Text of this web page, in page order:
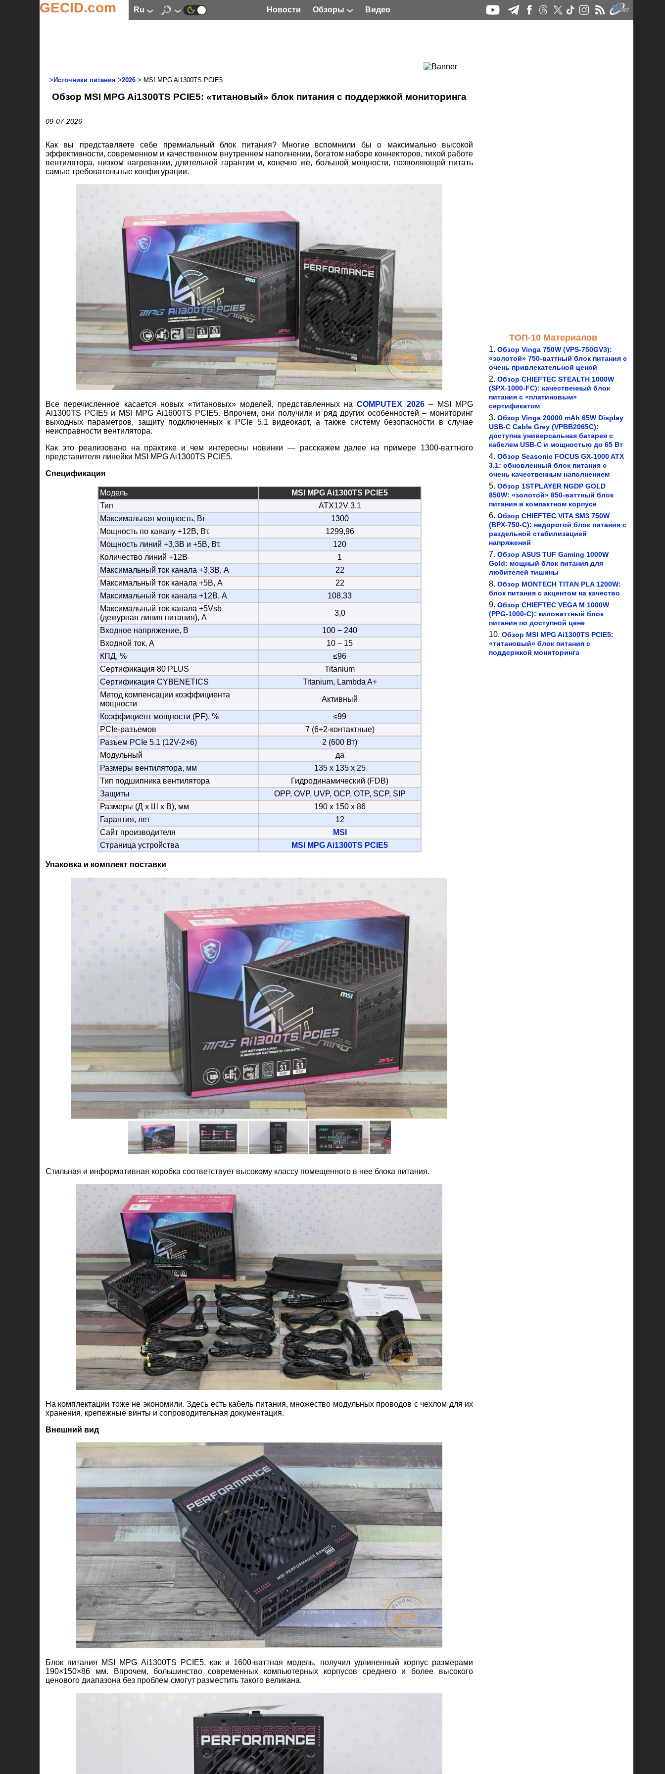
GECID.com ru Новости Обзоры Видео
::> Источники питания >2026 > MSI MPG Ai1300TS PCIE5
Обзор MSI MPG Ai1300TS PCIE5: «титановый» блок питания с поддержкой мониторинга
09-07-2026
Как вы представляете себе премиальный блок питания? Многие вспомнили бы о максимально высокой
эффективности, современном и качественном внутреннем наполнении, богатом наборе коннекторов, тихой работе
вентилятора, низком нагревании, длительной гарантии и, конечно же, большой мощности, позволяющей питать
самые требовательные конфигурации.
Все перечисленное касается новых «титановых» моделей, представленных наCOMPUTEX 2026– MSI MPG
Ai1300TS PCIE5 и MSI MPG Ai1600TS PCIE5. Впрочем, они получили и ряд других особенностей – мониторинг
выходных параметров, защиту подключенных к PCIe 5.1 видеокарт, а также систему безопасности в случае
неисправности вентилятора.
Как это реализовано на практике и чем интересны новинки — расскажем далее на примере 1300-ваттного
представителя линейки MSI MPG Ai1300TS PCIE5.
Спецификация
Модель
MSI MPG Ai1300TS PCIE5
Тип
ATX12V 3.1
Максимальная мощность, Вт
1300
Мощность по каналу +12В, Вт.
1299,96
Мощность линий +3,3В и +5В, Вт.
120
Количество линий +12В
1
Максимальный ток канала +3,3В, А
22
Максимальный ток канала +5В, А
22
Максимальный ток канала +12В, А
108,33
Максимальный ток канала +5Vsb
(дежурная линия питания), А
3,0
Входное напряжение, В
100 − 240
Входной ток, А
10 − 15
КПД, %
≤96
Сертификация 80 PLUS
Titanium
Сертификация CYBENETICS
Titanium, Lambda A+
Метод компенсации коэффициента
мощности
Активный
Коэффициент мощности (PF), %
≤99
PCIe-разъемов
7 (6+2-контактные)
Разъем PCIe 5.1 (12V-2×6)
2 (600 Вт)
Модульный
да
Размеры вентилятора, мм
135 х 135 х 25
Тип подшипника вентилятора
Гидродинамический (FDB)
Защиты
OPP, OVP, UVP, OCP, OTP, SCP, SIP
Размеры (Д х Ш х В), мм
190 х 150 х 86
Гарантия, лет
12
Сайт производителя
MSI
Страница устройства
MSI MPG Ai1300TS PCIE5
Упаковка и комплект поставки
Стильная и информативная коробка соответствует высокому классу помещенного в нее блока питания.
На комплектации тоже не экономили. Здесь есть кабель питания, множество модульных проводов с чехлом для их
хранения, крепежные винты и сопроводительная документация.
Внешний вид
Блок питания MSI MPG Ai1300TS PCIE5, как и 1600-ваттная модель, получил удлиненный корпус размерами
190×150×86 мм. Впрочем, большинство современных компьютерных корпусов среднего и более высокого
ценового диапазона без проблем смогут разместить такого великана.
ТОП-10 Материалов
Обзор Vinga 750W (VPS-750GV3):
«золотой» 750-ваттный блок питания с
очень привлекательной ценой
Обзор CHIEFTEC STEALTH 1000W
(SPX-1000-FC): качественный блок
питания с «платиновым»
сертификатом
Обзор Vinga 20000 mAh 65W Display
USB-C Cable Grey (VPBB2065C):
доступна универсальная батарея с
кабелем USB-C и мощностью до 65 Вт
Обзор Seasonic FOCUS GX-1000 ATX
3.1: обновленный блок питания с
очень качественным наполнением
Обзор 1STPLAYER NGDP GOLD
850W: «золотой» 850-ваттный блок
питания в компактном корпусе
Обзор CHIEFTEC VITA SM3 750W
(BPX-750-C): недорогой блок питания с
раздельной стабилизацией
напряжений
Обзор ASUS TUF Gaming 1000W
Gold: мощный блок питания для
любителей тишины
Обзор MONTECH TITAN PLA 1200W:
блок питания с акцентом на качество
Обзор CHIEFTEC VEGA M 1000W
(PPG-1000-C): киловаттный блок
питания по доступной цене
Обзор MSI MPG Ai1300TS PCIE5:
«титановый» блок питания с
поддержкой мониторинга